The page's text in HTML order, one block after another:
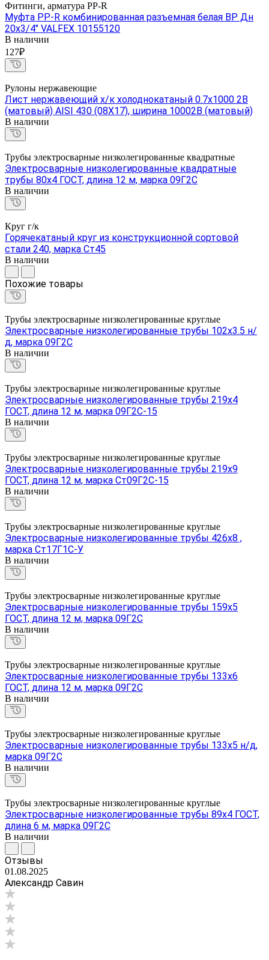
Фитинги, арматура PP-R
Муфта PP-R комбинированная разъемная белая ВР Дн
20х3/4" VALFEX 10155120
В наличии
127₽
Рулоны нержавеющие
Лист нержавеющий х/к холоднокатаный 0.7х1000 2B
(матовый) AISI 430 (08Х17), ширина 10002B (матовый)
В наличии
Трубы электросварные низколегированные квадратные
Электросварные низколегированные квадратные
трубы 80х4 ГОСТ, длина 12 м, марка 09Г2С
В наличии
Круг г/к
Горячекатаный круг из конструкционной сортовой
стали 240, марка Ст45
В наличии
Похожие товары
Трубы электросварные низколегированные круглые
Электросварные низколегированные трубы 102х3.5 н/
д, марка 09Г2С
В наличии
Трубы электросварные низколегированные круглые
Электросварные низколегированные трубы 219х4
ГОСТ, длина 12 м, марка 09Г2С-15
В наличии
Трубы электросварные низколегированные круглые
Электросварные низколегированные трубы 219х9
ГОСТ, длина 12 м, марка Ст09Г2С-15
В наличии
Трубы электросварные низколегированные круглые
Электросварные низколегированные трубы 426х8 ,
марка Ст17Г1С-У
В наличии
Трубы электросварные низколегированные круглые
Электросварные низколегированные трубы 159х5
ГОСТ, длина 12 м, марка 09Г2С
В наличии
Трубы электросварные низколегированные круглые
Электросварные низколегированные трубы 133х6
ГОСТ, длина 12 м, марка 09Г2С
В наличии
Трубы электросварные низколегированные круглые
Электросварные низколегированные трубы 133х5 н/д,
марка 09Г2С
В наличии
Трубы электросварные низколегированные круглые
Электросварные низколегированные трубы 89х4 ГОСТ,
длина 6 м, марка 09Г2С
В наличии
Отзывы
01.08.2025
Александр Савин